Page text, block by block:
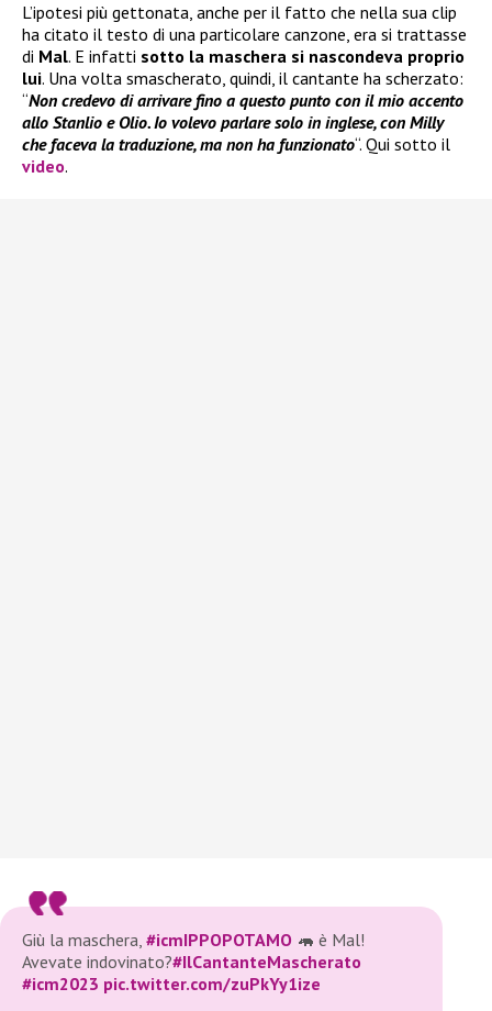
L’ipotesi più gettonata, anche per il fatto che nella sua clip
ha citato il testo di una particolare canzone, era si trattasse
di Mal. E infatti sotto la maschera si nascondeva proprio
lui. Una volta smascherato, quindi, il cantante ha scherzato:
“Non credevo di arrivare fino a questo punto con il mio accento
allo Stanlio e Olio. Io volevo parlare solo in inglese, con Milly
che faceva la traduzione, ma non ha funzionato“. Qui sotto il
video.
Giù la maschera, #icmIPPOPOTAMO 🦛 è Mal!
Avevate indovinato?#IlCantanteMascherato
#icm2023 pic.twitter.com/zuPkYy1ize